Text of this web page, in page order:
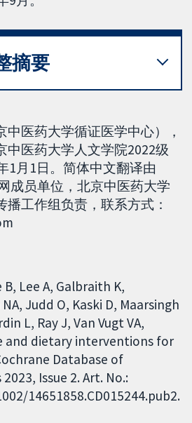
摘要
医药大学循证医学中心），
中医药大学人文学院2022级
1月1日。简体中文翻译由
成员单位，北京中医药大学
工作组负责，联系方式：
Lee A, Galbraith K,
Judd O, Kaski D, Maarsingh
L, Ray J, Van Vugt VA,
and dietary interventions for
Database of
Issue 2. Art. No.:
14651858.CD015244.pub2.